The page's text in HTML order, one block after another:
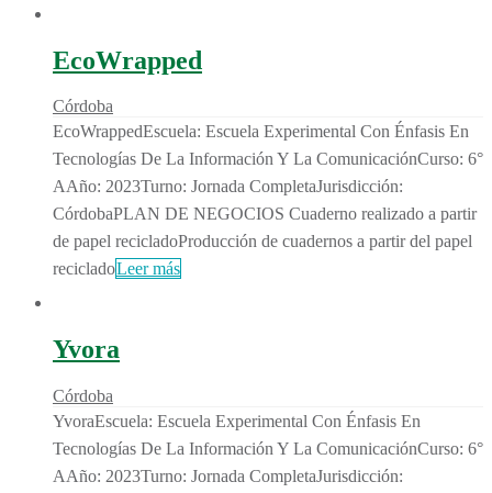
EcoWrapped
Córdoba
EcoWrappedEscuela: Escuela Experimental Con Énfasis En
Tecnologías De La Información Y La ComunicaciónCurso: 6°
AAño: 2023Turno: Jornada CompletaJurisdicción:
CórdobaPLAN DE NEGOCIOS Cuaderno realizado a partir
de papel recicladoProducción de cuadernos a partir del papel
recicladoLeer más
Yvora
Córdoba
YvoraEscuela: Escuela Experimental Con Énfasis En
Tecnologías De La Información Y La ComunicaciónCurso: 6°
AAño: 2023Turno: Jornada CompletaJurisdicción: